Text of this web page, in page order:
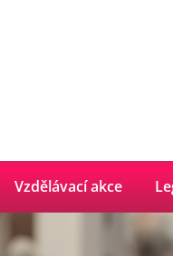
Vzdělávací akce